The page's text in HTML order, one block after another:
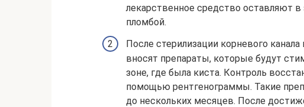
лекарственное средство оставляют
пломбой.
После стерилизации корневого
вносят препараты, которые будут
зоне, где была киста. Контроль
помощью рентгенограммы. Такие
до нескольких месяцев. После